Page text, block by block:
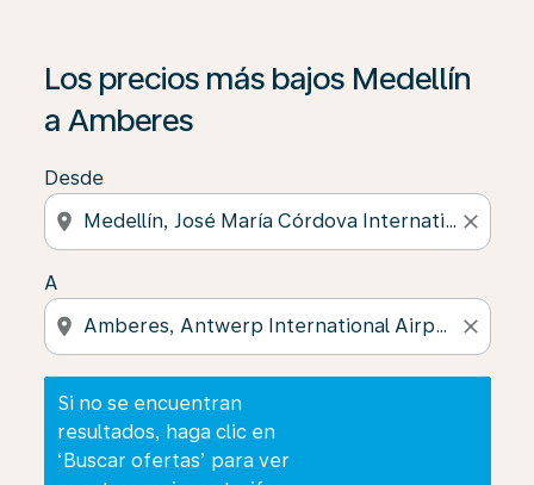
Los precios más bajos Medellín
a Amberes
Desde
location_on close
A
location_on close
Si no se encuentran
resultados, haga clic en
‘Buscar ofertas’ para ver
Si no se encuentran resultados, haga clic en ‘Buscar